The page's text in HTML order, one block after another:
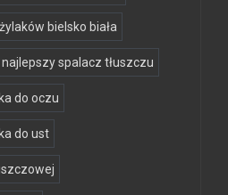
bielsko biała
najlepszy spalacz tłuszczu
do oczu
do ust